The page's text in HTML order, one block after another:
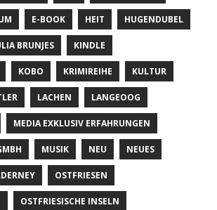
E-BOOK HEIT HUGENDUBEL
BRUNJES KINDLE
KOBO KRIMIREIHE KULTUR
LACHEN LANGEOOG
MEDIA EXKLUSIV ERFAHRUNGEN
MUSIK NEU NEUES
OSTFRIESEN
OSTFRIESISCHE INSELN